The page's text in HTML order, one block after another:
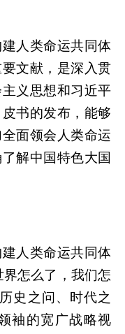
人类命运共同体
文献，是深入贯
义思想和习近平
书的发布，能够
面领会人类命运
解中国特色大国
人类命运共同体
怎么了，我们怎
史之问、时代之
袖的宽广战略视